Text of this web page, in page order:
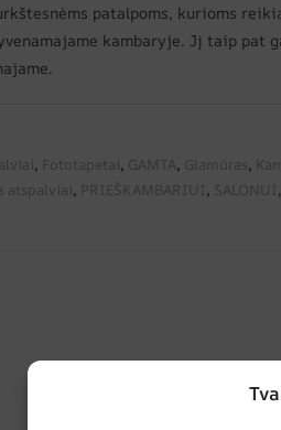
patalpoms, kurioms
kambaryje. Jį taip pat
, Fototapetai, GAMTA, Glamūras ,
atspalviai, PRIEŠKAMBARIUI, SALONUI,